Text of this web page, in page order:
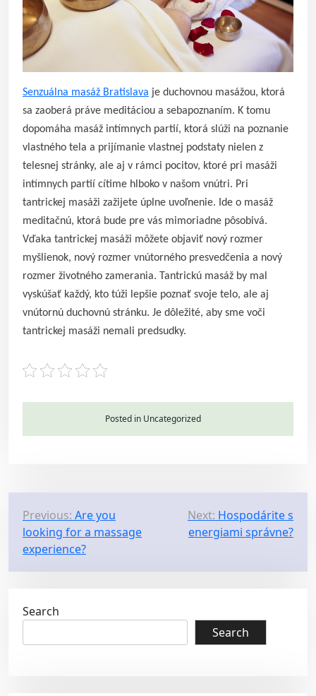
Senzuálna masáž Bratislava je duchovnou masážou, ktorá
sa zaoberá práve meditáciou a sebapoznaním. K tomu
dopomáha masáž intímnych partií, ktorá slúži na poznanie
vlastného tela a prijímanie vlastnej podstaty nielen z
telesnej stránky, ale aj v rámci pocitov, ktoré pri masáži
intímnych partií cítime hlboko v našom vnútri. Pri
tantrickej masáži zažijete úplne uvoľnenie. Ide o masáž
meditačnú, ktorá bude pre vás mimoriadne pôsobivá.
Vďaka tantrickej masáži môžete objaviť nový rozmer
myšlienok, nový rozmer vnútorného presvedčenia a nový
rozmer životného zamerania. Tantrickú masáž by mal
vyskúšať každý, kto túži lepšie poznať svoje telo, ale aj
vnútornú duchovnú stránku. Je dôležité, aby sme voči
tantrickej masáži nemali predsudky.
Posted in Uncategorized
P
o
s
n
a
v
Previous: Are you
looking for a massage
experience?
Next: Hospodárite s
energiami správne?
Search
Search